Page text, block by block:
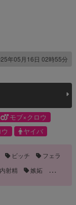
年05月16日 02時55分
モブ×クロウ
ヤイバ
ビッチ
フェラ
射精
嫉妬